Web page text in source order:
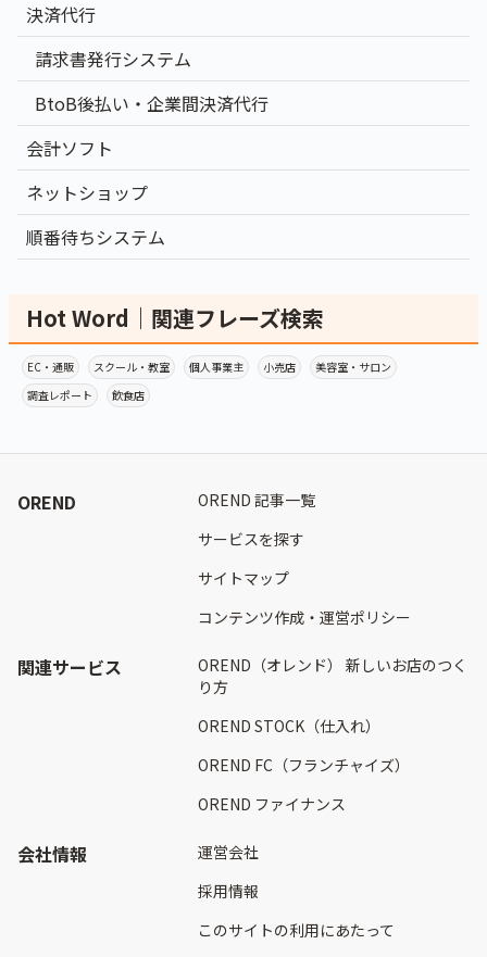
決済代行
請求書発行システム
BtoB後払い・企業間決済代行
会計ソフト
ネットショップ
順番待ちシステム
Hot Word｜関連フレーズ検索
EC・通販 スクール・教室 個人事業主 小売店
美容室・サロン
調査レポート
飲食店
OREND
OREND 記事一覧
サービスを探す
サイトマップ
コンテンツ作成・運営ポリシー
関連サービス
OREND（オレンド） 新しいお店のつく
り方
OREND STOCK（仕入れ）
OREND FC（フランチャイズ）
OREND ファイナンス
会社情報
運営会社
採用情報
このサイトの利用にあたって